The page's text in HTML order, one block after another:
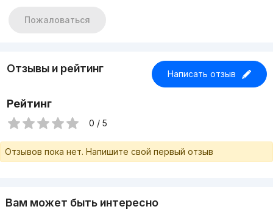
Пожаловаться
Отзывы и рейтинг Написать отзыв
Рейтинг
0 / 5
Отзывов пока нет. Напишите свой первый отзыв
Вам может быть интересно